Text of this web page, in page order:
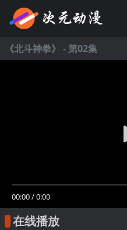
《北斗神拳》 - 第02集
00:00/0:00
在线播放